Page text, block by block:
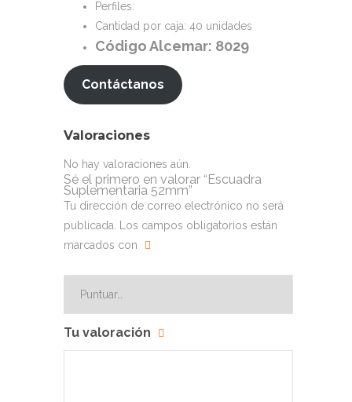
Perfiles:
Cantidad por caja: 40 unidades
Código Alcemar: 8029
Contáctanos
Valoraciones
No hay valoraciones aún.
Sé el primero en valorar “Escuadra
Suplementaria 52mm”
Tu dirección de correo electrónico no será
publicada.
Los campos obligatorios están
marcados con
Tu valoración